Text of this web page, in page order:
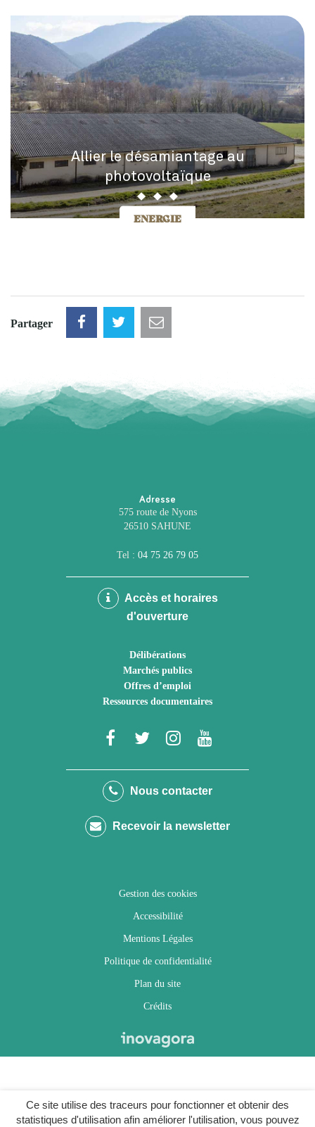
Ce site utilise des traceurs pour fonctionner et obtenir des
statistiques d'utilisation afin améliorer l'utilisation, vous pouvez
Allier le désamiantage au
photovoltaïque
ENERGIE
Partager
Adresse
575 route de Nyons
26510 SAHUNE
Tel : 04 75 26 79 05
Accès et horaires
d'ouverture
Délibérations
Marchés publics
Offres d’emploi
Ressources documentaires
Lien
le
Facebook
Lien
le
Twitter
Lien
le
Instagram
Youtube
Nous contacter
Recevoir la newsletter
Gestion des cookies
Accessibilité
Mentions Légales
Politique de confidentialité
Plan du site
Crédits